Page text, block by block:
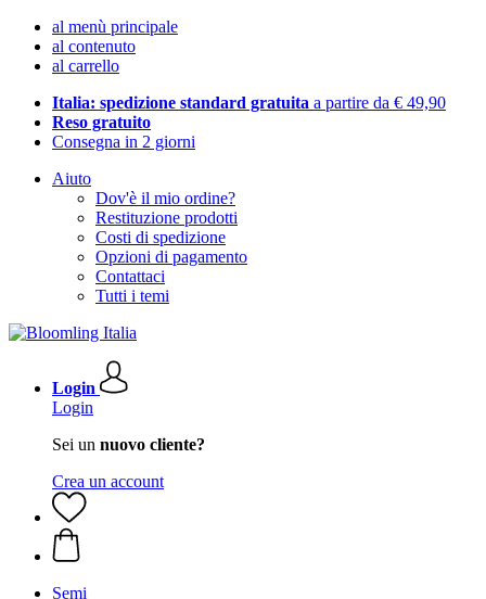
al menù principale
al contenuto
al carrello
Italia: spedizione standard gratuita a partire da € 49,90
Reso gratuito
Consegna in 2 giorni
Aiuto
Dov'è il mio ordine?
Restituzione prodotti
Costi di spedizione
Opzioni di pagamento
Contattaci
Tutti i temi
Login
Login
Sei un nuovo cliente?
Crea un account
Semi